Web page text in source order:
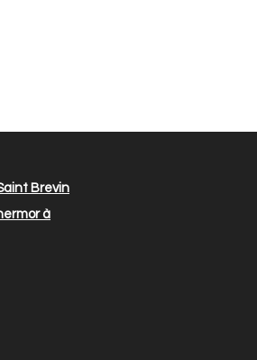
Brevin
à